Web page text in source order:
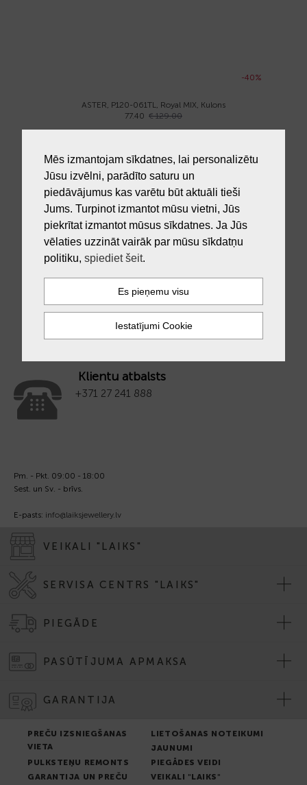
-40%
ASTER, P120-061TL, Royal MIX, Kulons
77.40 € 129.00
-40%
ASTER, P120-061Gr, Royal MIX, Kulons
77.40
Klientu atbalsts
+371 27 241 888
Pm. - Pkt. 09:00 - 18:00
Sest. un Sv. - brīvs.
E-pasts: info@laiksjewellery.lv
VEIKALI "LAIKS"
SERVISA CENTRS "LAIKS"
PIEGĀDE
PASŪTĪJUMA APMAKSA
GARANTIJA
PREČU IZSNIEGŠANAS
VIETA
LIETOŠANAS NOTEIKUMI
JAUNUMI
PULKSTEŅU REMONTS
PIEGĀDES VEIDI
GARANTIJA UN PREČU
VEIKALI "LAIKS"
Mēs izmantojam sīkdatnes, lai personalizētu
Jūsu izvēlni, parādīto saturu un
piedāvājumus kas varētu būt aktuāli tieši
Jums. Turpinot izmantot mūsu vietni, Jūs
piekrītat izmantot mūsus sīkdatnes. Ja Jūs
vēlaties uzzināt vairāk par mūsu sīkdatņu
politiku, spiediet šeit.